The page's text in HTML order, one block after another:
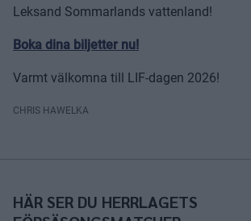
Leksand Sommarlands vattenland!
Boka dina biljetter nu!
Varmt välkomna till LIF-dagen 2026!
CHRIS HAWELKA
HÄR SER DU HERRLAGETS